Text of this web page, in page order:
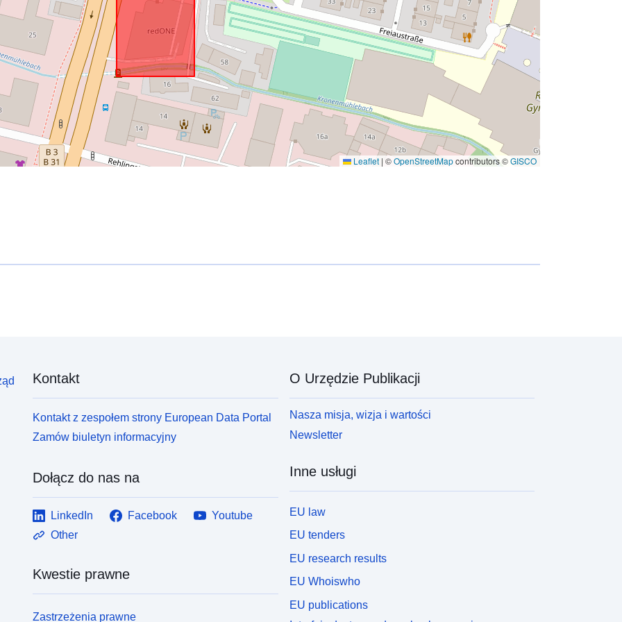
Leaflet | ©OpenStreetMapcontributors ©GISCO
Kontakt
Kontakt z zespołem strony European Data Portal
Zamów biuletyn informacyjny
Dołącz do nas na
LinkedIn Facebook
Youtube
Other
Kwestie prawne
Zastrzeżenia prawne
O Urzędzie Publikacji
Nasza misja, wizja i wartości
Newsletter
Inne usługi
EU law
EU tenders
EU research results
EU Whoiswho
EU publications